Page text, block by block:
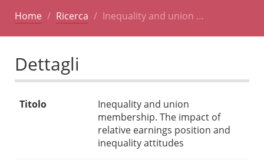
Home Ricerca Inequality and union …
Dettagli
Titolo
Inequality and union
membership. The impact of
relative earnings position and
inequality attitudes